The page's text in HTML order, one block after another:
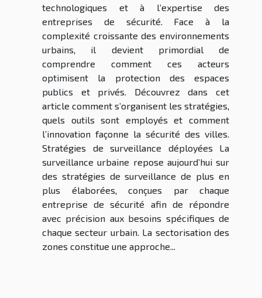
technologiques et à l’expertise des
entreprises de sécurité. Face à la
complexité croissante des environnements
urbains, il devient primordial de
comprendre comment ces acteurs
optimisent la protection des espaces
publics et privés. Découvrez dans cet
article comment s’organisent les stratégies,
quels outils sont employés et comment
l’innovation façonne la sécurité des villes.
Stratégies de surveillance déployées La
surveillance urbaine repose aujourd’hui sur
des stratégies de surveillance de plus en
plus élaborées, conçues par chaque
entreprise de sécurité afin de répondre
avec précision aux besoins spécifiques de
chaque secteur urbain. La sectorisation des
zones constitue une approche...